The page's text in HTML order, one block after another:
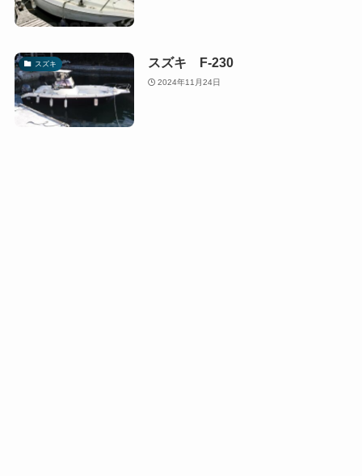
スズキ スズキ F-230
2024年11月24日